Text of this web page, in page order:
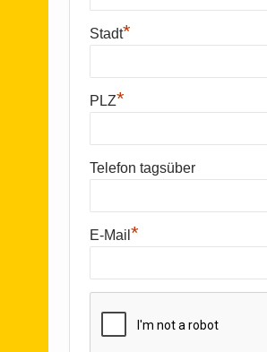
Stadt*
PLZ*
Telefon tagsüber
E-Mail*